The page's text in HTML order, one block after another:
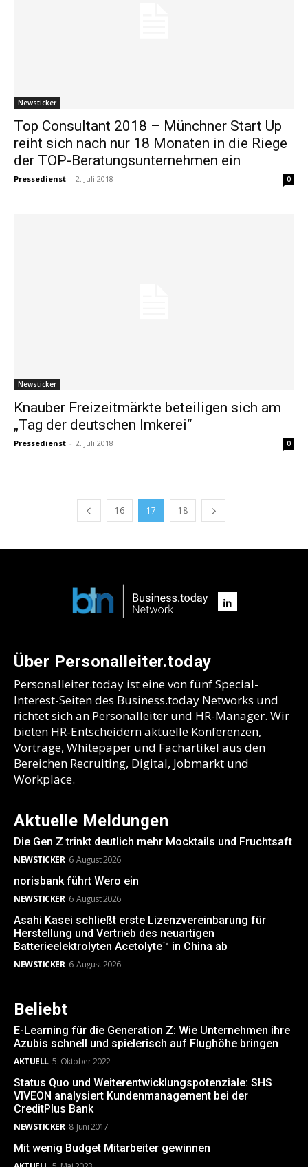
Newsticker
Top Consultant 2018 – Münchner Start Up
reiht sich nach nur 18 Monaten in die Riege
der TOP-Beratungsunternehmen ein
Pressedienst - 2. Juli 2018 0
Newsticker
Knauber Freizeitmärkte beteiligen sich am
„Tag der deutschen Imkerei“
Pressedienst - 2. Juli 2018 0
16 17 18
Über Personalleiter.today
Personalleiter.today ist eine von fünf Special-
Interest-Seiten des Business.today Networks und
richtet sich an Personalleiter und HR-Manager. Wir
bieten HR-Entscheidern aktuelle Konferenzen,
Vorträge, Whitepaper und Fachartikel aus den
Bereichen Recruiting, Digital, Jobmarkt und
Workplace.
Aktuelle Meldungen
Die Gen Z trinkt deutlich mehr Mocktails und Fruchtsaft
NEWSTICKER 6. August 2026
norisbank führt Wero ein
NEWSTICKER 6. August 2026
Asahi Kasei schließt erste Lizenzvereinbarung für
Herstellung und Vertrieb des neuartigen
Batterieelektrolyten Acetolyte™ in China ab
NEWSTICKER 6. August 2026
Beliebt
E-Learning für die Generation Z: Wie Unternehmen ihre
Azubis schnell und spielerisch auf Flughöhe bringen
AKTUELL 5. Oktober 2022
Status Quo und Weiterentwicklungspotenziale: SHS
VIVEON analysiert Kundenmanagement bei der
CreditPlus Bank
NEWSTICKER 8. Juni 2017
Mit wenig Budget Mitarbeiter gewinnen